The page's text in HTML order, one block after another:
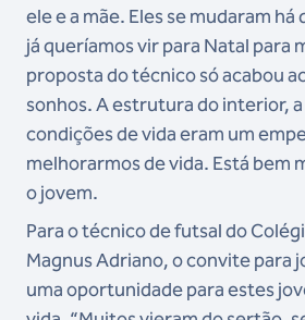
ele e a mãe. Eles se mudaram
já queríamos vir para Natal para
proposta do técnico só acabou
sonhos. A estrutura do interior,
condições de vida eram um
melhorarmos de vida. Está bem
o jovem.
Para o técnico de futsal do
Magnus Adriano, o convite para
uma oportunidade para estes